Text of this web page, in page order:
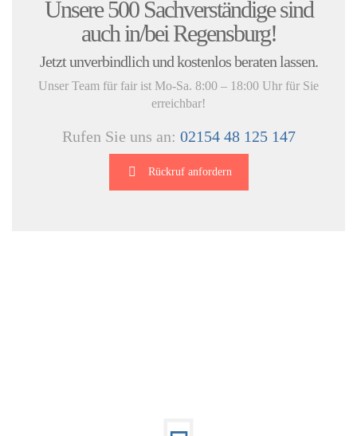
Unsere 500 Sachverständige sind
auch in/bei Regensburg!
Jetzt unverbindlich und kostenlos beraten lassen.
Unser Team für fair ist Mo-Sa. 8:00 – 18:00 Uhr für Sie
erreichbar!
Rufen Sie uns an: 02154 48 125 147
Rückruf anfordern